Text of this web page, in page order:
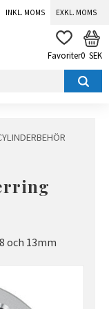
INKL. MOMS EXKL. MOMS
FAVORITER
0 SEK
och 13mm